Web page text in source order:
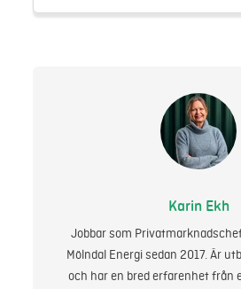
Karin Ekh
Jobbar som
Mölndal Energi sedan 2017. Är
och har en bred erfarenhet från